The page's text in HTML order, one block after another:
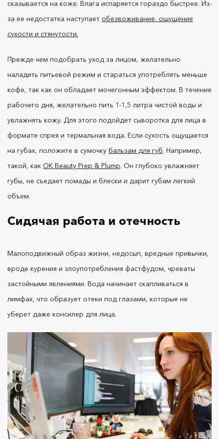
едите. Например, заменить перекусы
полноценным обедом с крупами и овощами.
Плюс выбрать минутку, чтобы подышать свежим
воздухом и дать глазам отдохнуть. Чтобы убрать
отеки под глазами, выбирайте увлажняющий
крем для лица и косметику с кофеином,
экстрактами мяты и морских водорослей.
поможет имассаж лица, который можно делать с
утра.
подойдет, обратите внимание на масло-праймер
OK Beauty Prep & Care. Оносодержит растительный
сквалан на основе оливкового масла, которое
ладонях, распределите по лицу массажными
движениями, уделяя внимание коже под
скрывает недосып, убирает отеки под глазами, но
и выравнивает цвет лица.
Работа за компьютером и
ранние морщины
сказывается на коже. Влага испаряется гораздо быстрее. Из-
за ее недостатка наступает обезвоживание, ощущение
сухости и стянутости.
Прежде чем подобрать уход за лицом, желательно
наладить питьевой режим и стараться употреблять меньше
кофе, так как он обладает мочегонным эффектом. В течение
рабочего дня, желательно пить 1-1,5 литра чистой воды и
увлажнять кожу. Для этого подойдет сыворотка для лица в
формате спрея и термальная вода. Если сухость ощущается
на губах, положите в сумочку бальзам для губ. Например,
такой, как OK Beauty Prep & Plump. Он глубоко увлажняет
губы, не съедает помады и блески и дарит губам легкий
объем.
Сидячая работа и отечность
Малоподвижный образ жизни, недосып, вредные привычки,
вроде курения и злоупотребления фастфудом, чреваты
застойными явлениями. Вода начинает скапливаться в
лимфах, что образует отеки под глазами, которые не
уберет даже консилер для лица.